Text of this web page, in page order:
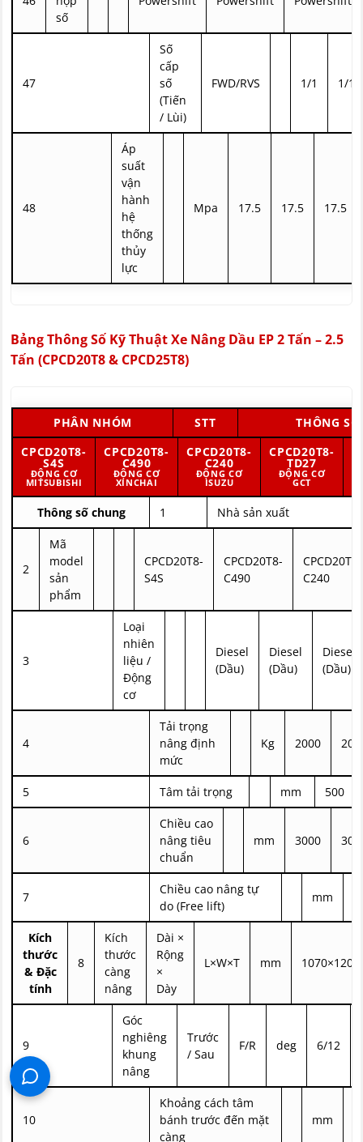
số
47
Số
cấp
số
(Tiến
/ Lùi)
FWD/RVS 1/1 1/1
48
Áp
suất
vận
hành
hệ
thống
thủy
lực
Mpa 17.5 17.5 17.5
Bảng Thông Số Kỹ Thuật Xe Nâng Dầu EP 2 Tấn – 2.5
Tấn (CPCD20T8 & CPCD25T8)
PHÂN NHÓM STT
THÔNG
CPCD20T8-
S4S
ĐỘNG CƠ
MITSUBISHI
CPCD20T8-
C490
ĐỘNG CƠ
XINCHAI
CPCD20T8-
C240
ĐỘNG CƠ
ISUZU
CPCD20T8-
TD27
ĐỘNG CƠ
GCT
Thông số chung 1 Nhà sản xuất
2
Mã
model
sản
phẩm
CPCD20T8-
S4S
CPCD20T8-
C490
CPCD20T8-
C240
3
Loại
nhiên
liệu /
Động
cơ
Diesel
(Dầu)
Diesel
(Dầu)
Diesel
(Dầu)
4
Tải trọng
nâng định
mức
Kg 2000
5 Tâm tải trọng mm 500
6
Chiều cao
nâng tiêu
chuẩn
mm 3000
7
Chiều cao nâng tự
do (Free lift)
mm
Kích
thước
& Đặc
tính
8
Kích
thước
càng
nâng
Dài ×
Rộng
×
Dày
L×W×T mm
9
Góc
nghiêng
khung
nâng
Trước
/ Sau
F/R deg 6/12
10
Khoảng cách tâm
bánh trước đến mặt
càng
mm